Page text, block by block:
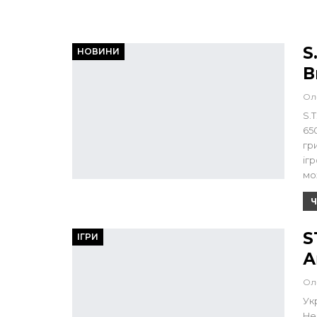
НОВИНИ
ІГРИ